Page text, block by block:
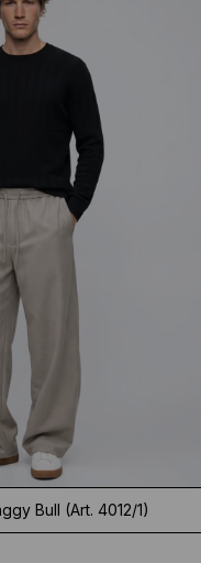
Bull (Art. 4012/1)